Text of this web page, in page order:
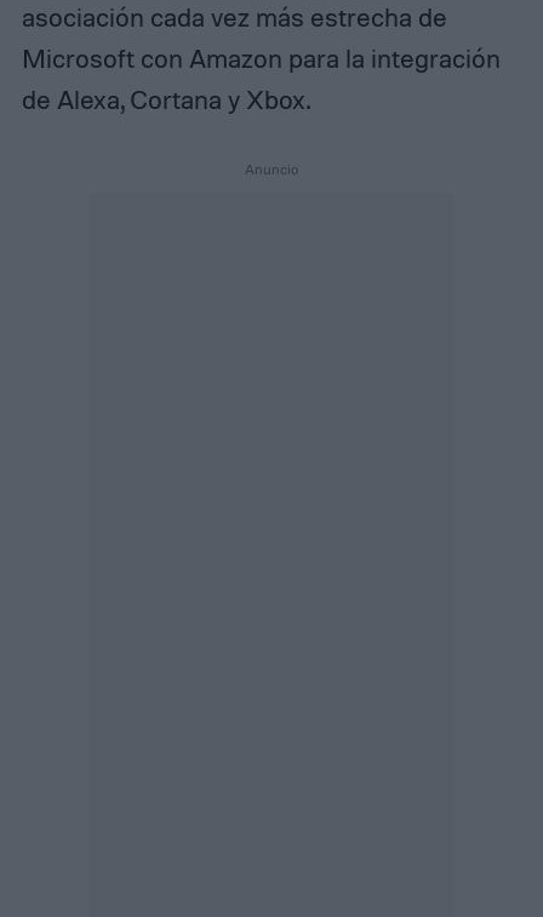
asociación cada vez más estrecha de
Microsoft con Amazon para la integración
de Alexa, Cortana y Xbox.